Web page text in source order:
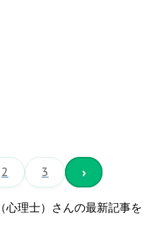
2 3 ›
心理士）さんの最新記事を